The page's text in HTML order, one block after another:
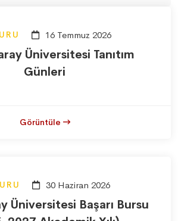
16 Temmuz 2026
Üniversitesi Tanıtım
Günleri
Görüntüle
30 Haziran 2026
Üniversitesi Başarı Bursu